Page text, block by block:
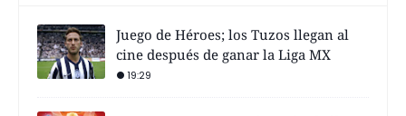
Juego de Héroes; los Tuzos llegan al
cine después de ganar la Liga MX
19:29